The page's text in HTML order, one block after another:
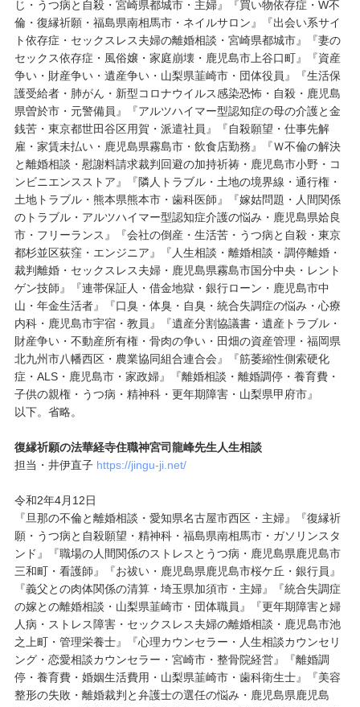
じ・うつ病と自殺・宮崎県都城市・主婦』『買い物依存症・W不
倫・復縁祈願・福島県南相馬市・ネイルサロン』『出会い系サイ
ト依存症・セックスレス夫婦の離婚相談・宮崎県都城市』『妻の
セックス依存症・風俗嬢・家庭崩壊・鹿児島市上谷口町』『資産
争い・財産争い・遺産争い・山梨県韮崎市・団体役員』『生活保
護受給者・肺がん・新型コロナウイルス感染恐怖・自殺・鹿児島
県曽於市・元警備員』『アルツハイマー型認知症の母の介護と金
銭苦・東京都世田谷区用賀・派遣社員』『自殺願望・仕事先解
雇・家賃未払い・鹿児島県霧島市・飲食店勤務』『Ｗ不倫の解決
と離婚相談・慰謝料請求裁判回避の加持祈祷・鹿児島市小野・コ
ンビニエンスストア』『隣人トラブル・土地の境界線・通行権・
土地トラブル・熊本県熊本市・歯科医師』『嫁姑問題・人間関係
のトラブル・アルツハイマー型認知症介護の悩み・鹿児島県姶良
市・フリーランス』『会社の倒産・生活苦・うつ病と自殺・東京
都杉並区荻窪・エンジニア』『人生相談・離婚相談・調停離婚・
裁判離婚・セックスレス夫婦・鹿児島県霧島市国分中央・レント
ゲン技師』『連帯保証人・借金地獄・銀行ローン・鹿児島市中
山・年金生活者』『口臭・体臭・自臭・統合失調症の悩み・心療
内科・鹿児島市宇宿・教員』『遺産分割協議書・遺産トラブル・
財産争い・不動産所有権・骨肉の争い・田畑の資産管理・福岡県
北九州市八幡西区・農業協同組合連合会』『筋萎縮性側索硬化
症・ALS・鹿児島市・家政婦』『離婚相談・離婚調停・養育費・
子供の親権・うつ病・精神科・更年期障害・山梨県甲府市』
以下。省略。
復縁祈願の法華経寺住職神宮司龍峰先生人生相談
担当・井伊直子 https://jingu-ji.net/
令和2年4月12日
『旦那の不倫と離婚相談・愛知県名古屋市西区・主婦』『復縁祈
願・うつ病と自殺願望・精神科・福島県南相馬市・ガソリンスタ
ンド』『職場の人間関係のストレスとうつ病・鹿児島県鹿児島市
三和町・看護師』『お祓い・鹿児島県鹿児島市桜ケ丘・銀行員』
『義父との肉体関係の清算・埼玉県加須市・主婦』『統合失調症
の嫁との離婚相談・山梨県韮崎市・団体職員』『更年期障害と婦
人病・ストレス障害・セックスレス夫婦の離婚相談・鹿児島市池
之上町・管理栄養士』『心理カウンセラー・人生相談カウンセリ
ング・恋愛相談カウンセラー・宮崎市・整骨院経営』『離婚調
停・養育費・婚姻生活費用・山梨県韮崎市・歯科衛生士』『美容
整形の失敗・離婚裁判と弁護士の選任の悩み・鹿児島県鹿児島